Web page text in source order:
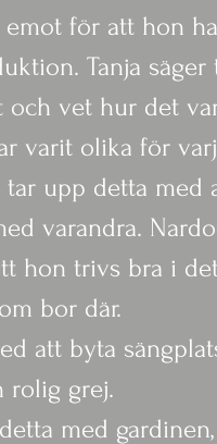
emot för att hon
Tanja
och vet hur det
varit olika för
tar upp detta med
varandra.
hon trivs bra i
bor där.
att byta
rolig grej.
med